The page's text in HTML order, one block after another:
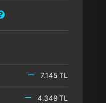
7.145 TL
4.349 TL